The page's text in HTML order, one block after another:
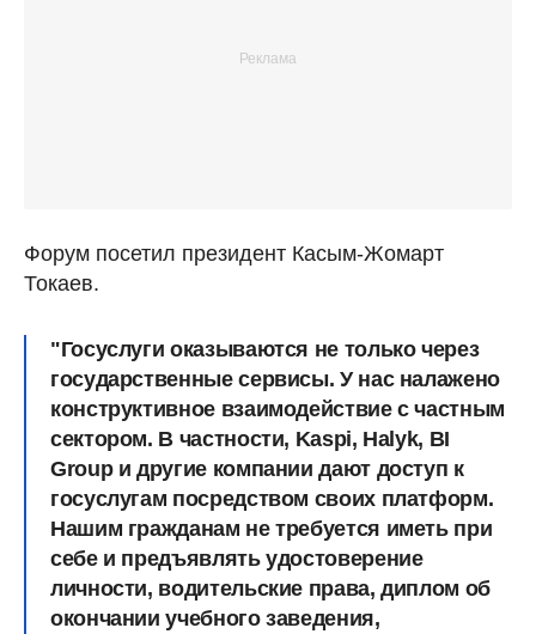
Форум посетил президент Касым-Жомарт
Токаев.
"Госуслуги оказываются не только через
государственные сервисы. У нас налажено
конструктивное взаимодействие с частным
сектором. В частности, Kaspi, Halyk, BI
Group и другие компании дают доступ к
госуслугам посредством своих платформ.
Нашим гражданам не требуется иметь при
себе и предъявлять удостоверение
личности, водительские права, диплом об
окончании учебного заведения,